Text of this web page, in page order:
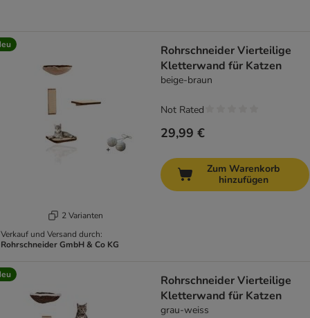
2 Varianten
Verkauf und Versand durch:
Rohrschneider GmbH & Co KG
Rohrschneider Vierteilige
Kletterwand für Katzen
beige-braun
29,99 €
Not Rated
Zum Warenkorb
hinzufügen
Rohrschneider Vierteilige
Kletterwand für Katzen
grau-weiss